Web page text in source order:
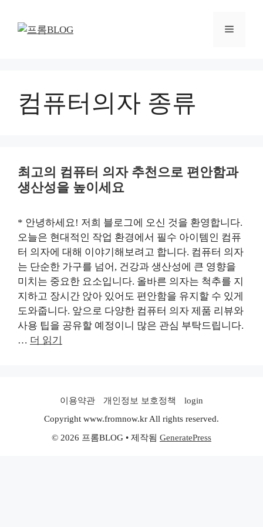
메
컴퓨터의자 종류
최고의 컴퓨터 의자 추천으로 편안함과
생산성을 높이세요
* 안녕하세요! 저희 블로그에 오신 것을 환영합니다.
오늘은 현대적인 작업 환경에서 필수 아이템인 컴퓨
터 의자에 대해 이야기해보려고 합니다. 컴퓨터 의자
는 단순한 가구를 넘어, 건강과 생산성에 큰 영향을
미치는 중요한 요소입니다. 올바른 의자는 척추를 지
지하고 장시간 앉아 있어도 편안함을 유지할 수 있게
도와줍니다. 앞으로 다양한 컴퓨터 의자 제품 리뷰와
사용 팁을 공유할 예정이니 많은 관심 부탁드립니다.
… 더 읽기
이용약관 개인정보 보호정책
login
Copyright www.fromnow.kr All rights reserved.
© 2026 프롬BLOG • 제작됨 GeneratePress